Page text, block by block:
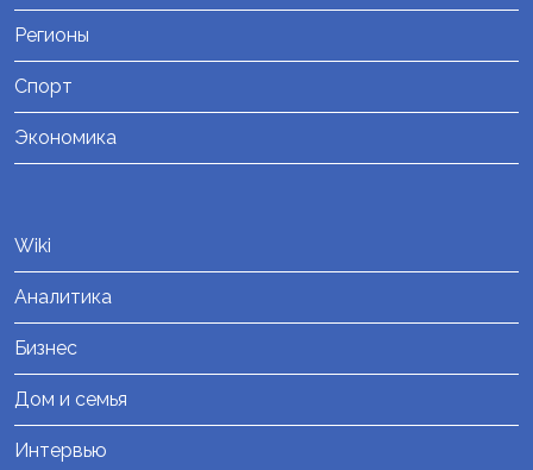
Регионы
Спорт
Экономика
Wiki
Аналитика
Бизнес
Дом и семья
Интервью